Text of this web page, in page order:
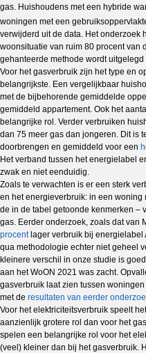
gas. Huishoudens met een hybride
woningen met een
verwijderd uit de data. Het onderzoek
woonsituatie van ruim 80 procent van
gehanteerde methode wordt uitgelegd
Voor het gasverbruik zijn het type en
belangrijkste. Een vergelijkbaar
met de bijbehorende gemiddelde
gemiddeld appartement. Ook het
belangrijke rol. Verder verbruiken
dan 75 meer gas dan jongeren. Dit is
doorbrengen en gemiddeld voor een
Het verband tussen het energielabel
zwak en niet eenduidig.
Zoals te verwachten is er een sterk
en het energieverbruik: in een woning
de in de tabel getoonde kenmerken –
gas. Eerder onderzoek, zoals dat van
procentlager verbruik bij energielabel
qua methodologie echter niet geheel
kleinere verschil in onze studie is
aan het WoON 2021 was zacht.
gasverbruik laat zien tussen
met de resultaten van eerder
Voor het elektriciteitsverbruik speelt
aanzienlijk grotere rol dan voor het
spelen een belangrijke rol voor het
(veel) kleiner dan bij het gasverbruik.